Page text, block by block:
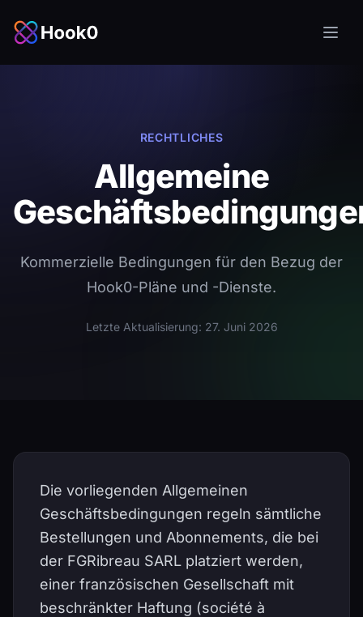
RECHTLICHES
Allgemeine
Kommerzielle Bedingungen für den Bezug der
Hook0-Pläne und -Dienste.
Letzte Aktualisierung: 27. Juni 2026
Die vorliegenden Allgemeinen
Geschäftsbedingungen regeln sämtliche
Bestellungen und Abonnements, die bei
der FGRibreau SARL platziert werden,
einer französischen Gesellschaft mit
beschränkter Haftung (société à